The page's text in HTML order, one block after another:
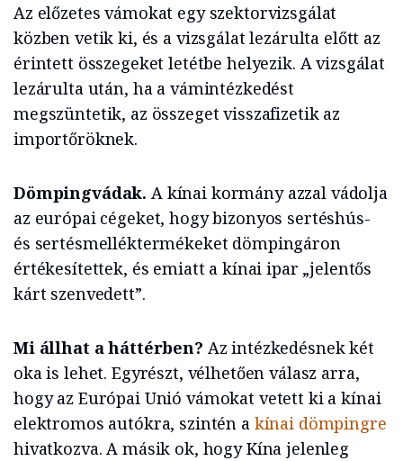
Az előzetes vámokat egy szektorvizsgálat
közben vetik ki, és a vizsgálat lezárulta előtt az
érintett összegeket letétbe helyezik. A vizsgálat
lezárulta után, ha a vámintézkedést
megszüntetik, az összeget visszafizetik az
importőröknek.
Dömpingvádak. A kínai kormány azzal vádolja
az európai cégeket, hogy bizonyos sertéshús-
és sertésmelléktermékeket dömpingáron
értékesítettek, és emiatt a kínai ipar „jelentős
kárt szenvedett”.
Mi állhat a háttérben? Az intézkedésnek két
oka is lehet. Egyrészt, vélhetően válasz arra,
hogy az Európai Unió vámokat vetett ki a kínai
elektromos autókra, szintén a kínai dömpingre
hivatkozva. A másik ok, hogy Kína jelenleg